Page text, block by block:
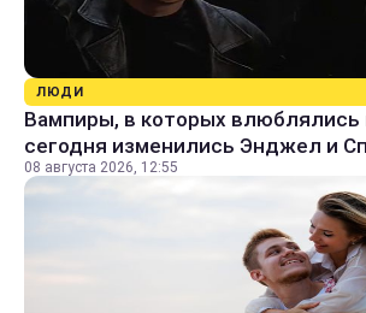
ЛЮДИ
Вампиры, в которых влюблялись
сегодня изменились Энджел и
08 августа 2026, 12:55